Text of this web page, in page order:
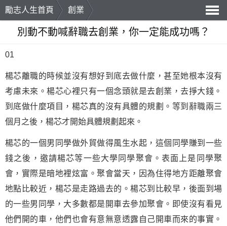
勵志人生首頁
創業
導
別動不動喊辭職去創業，你一定能成功嗎？
01
楊芯離職的時候並沒有想好到底去做什麼，甚至她根本沒有
考慮未來。楊芯心裡只有一個念頭就是去創業，去掙大錢。
到底做什麼項目，楊芯真的沒有具體的規劃。等到辭職兩三
個月之後，楊芯才開始具體規劃起來。
楊芯的一個男同學做外貿做得風生水起，這個同學賺到一些
錢之後，邀請楊芯等一些大學同學聚會。表面上是同學聚
會，實際是暗地裡炫富。聚會當天，因為住得地方距離聚會
地點比較近，楊芯是走路過去的。楊芯到比較早，後面到場
的一些男同學，大多數都是開車去參加聚會。即使沒有看見
他們開的車，他們也會有意無意透露自己開車而來的事實。